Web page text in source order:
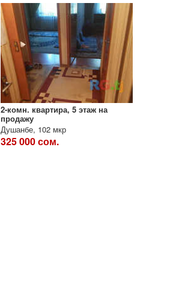
2-комн. квартира, 5 этаж на
продажу
Душанбе, 102 мкр
325 000 сом.